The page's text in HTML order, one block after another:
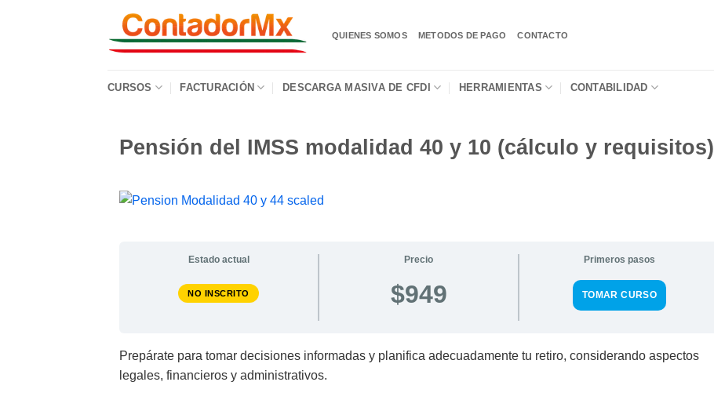
QUIENES SOMOS METODOS DE PAGO CONTACTO
CURSOS FACTURACIÓN DESCARGA MASIVA DE CFDI HERRAMIENTAS CONTABILIDAD
Pensión del IMSS modalidad 40 y 10 (cálculo y requisitos)
Estado actual
NO INSCRITO
Precio
$949
Primeros pasos
TOMAR CURSO
Prepárate para tomar decisiones informadas y planifica adecuadamente tu retiro, considerando aspectos
legales, financieros y administrativos.